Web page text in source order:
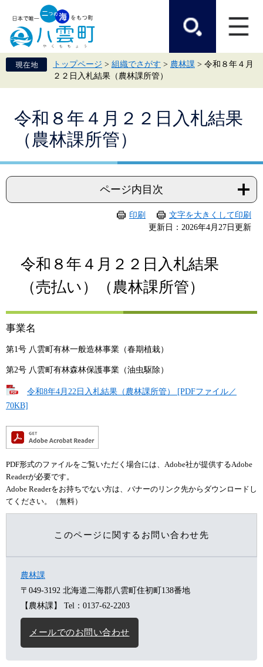
頭
で
飛
ば
て
トップページ > 組織でさがす > 農林課 > 令和８年４月
２２日入札結果（農林課所管）
令和８年４月２２日入札結果
（農林課所管）
ページ内目次
印刷
文字を大きくして印刷
更新日：2026年4月27日更新
令和８年４月２２日入札結果
（売払い）（農林課所管）
事業名
第1号 八雲町有林一般造林事業（春期植栽）
第2号 八雲町有林森林保護事業（油虫駆除）
令和8年4月22日入札結果（農林課所管） [PDFファイル／
70KB]
PDF形式のファイルをご覧いただく場合には、Adobe社が提供するAdobe
Readerが必要です。
Adobe Readerをお持ちでない方は、バナーのリンク先からダウンロードし
てください。（無料）
このページに関するお問い合わせ先
農林課
〒049-3192 北海道二海郡八雲町住初町138番地
【農林課】
Tel：0137-62-2203
メールでのお問い合わせ